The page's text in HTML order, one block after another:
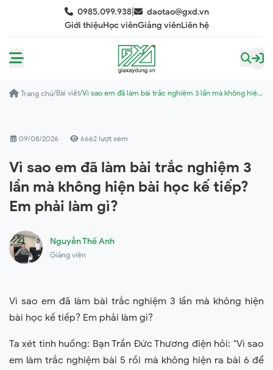
0985.099.938|
daotao@gxd.vn
Giới thiệuHọc viênGiảng viênLiên hệ
Trang chủ/Bài viết/Vì sao em đã làm bài trắc nghiệm 3 lần mà không hiện
09/08/2026 6662 lượt xem
Vì sao em đã làm bài trắc nghiệm 3
lần mà không hiện bài học kế tiếp?
Em phải làm gì?
Nguyễn Thế Anh
Giảng viên
Vì sao em đã làm bài trắc nghiệm 3 lần mà không hiện
bài học kế tiếp? Em phải làm gì?
Ta xét tình huống: Bạn Trần Đức Thương điện hỏi: "Vì sao
em làm trắc nghiệm bài 5 rồi mà không hiện ra bài 6 để